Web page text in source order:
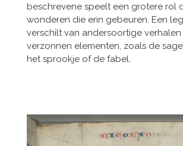
beschrevene speelt een grotere rol
wonderen die erin gebeuren. Een
verschilt van andersoortige verhalen
verzonnen elementen, zoals de
het sprookje of de fabel.